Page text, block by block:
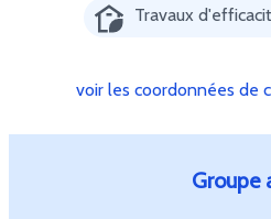
Travaux
voir les coordonnées de
Groupe